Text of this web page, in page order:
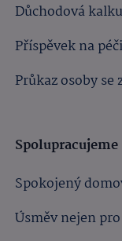
Důchodová
Příspěvek na péči
Průkaz osoby
Spolupracujeme
Spokojený
Úsměv nejen